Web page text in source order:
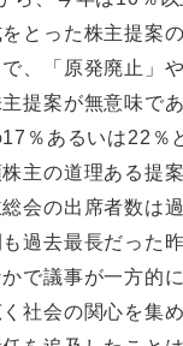
とった株主提案
、「原発廃止」
提案が無意味で
％あるいは22％
主の道理ある提
会の出席者数は
過去最長だった
で議事が一方的
社会の関心を集